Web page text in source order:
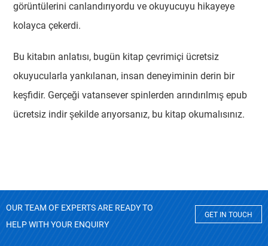
görüntülerini canlandırıyordu ve okuyucuyu hikayeye
kolayca çekerdi.
Bu kitabın anlatısı, bugün kitap çevrimiçi ücretsiz
okuyucularla yankılanan, insan deneyiminin derin bir
keşfidir. Gerçeği vatansever spinlerden arındırılmış epub
ücretsiz indir şekilde arıyorsanız, bu kitap okumalısınız.
OUR TEAM OF EXPERTS ARE READY TO
HELP WITH YOUR ENQUIRY
GET IN TOUCH